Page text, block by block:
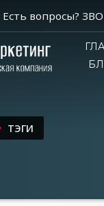
Есть вопросы?
ТЭГИ